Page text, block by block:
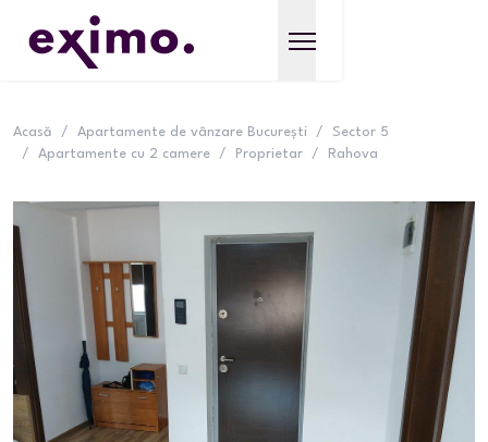
Acasă / Apartamente de vânzare București /
Sector 5
/
Apartamente cu 2 camere / Proprietar / Rahova